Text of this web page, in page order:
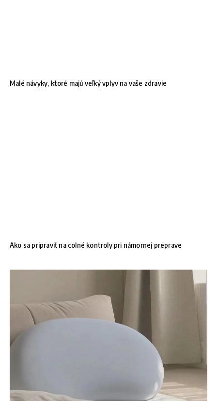
Malé návyky, ktoré majú veľký vplyv na vaše zdravie
Ako sa pripraviť na colné kontroly pri námornej preprave